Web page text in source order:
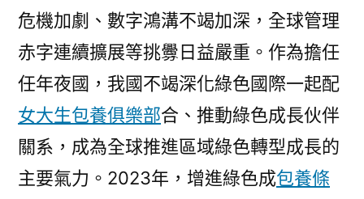
危機加劇、數字鴻溝不竭加深，全球管理
赤字連續擴展等挑釁日益嚴重。作為擔任
任年夜國，我國不竭深化綠色國際一起配
女大生包養俱樂部合、推動綠色成長伙伴
關系，成為全球推進區域綠色轉型成長的
主要氣力。2023年，增進綠色成包養條